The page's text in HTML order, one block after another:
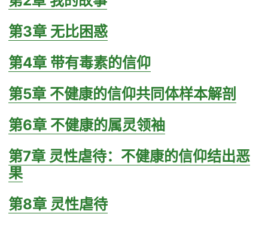
第3章 无比困惑
第4章 带有毒素的信仰
第5章 不健康的信仰共同体样本解剖
第6章 不健康的属灵领袖
第7章 灵性虐待：不健康的信仰结出恶
果
第8章 灵性虐待